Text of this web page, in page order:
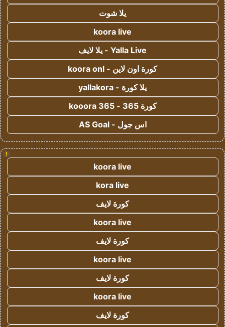
يلا شوت
koora live
Yalla Live - يلا لايف
كورة اون لاين - koora onl
يلا كورة - yallakora
كورة 365 - kooora 365
اس جول - AS Goal
!
koora live
kora live
كورة لايف
koora live
كورة لايف
koora live
كورة لايف
koora live
كورة لايف